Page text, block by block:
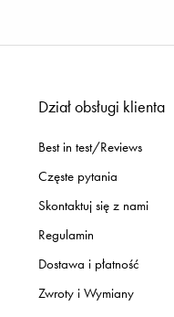
Dział obsługi klienta
Best in test/Reviews
Częste pytania
Skontaktuj się z nami
Regulamin
Dostawa i płatność
Zwroty i Wymiany